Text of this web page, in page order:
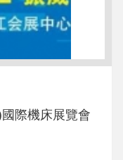
際機床展覽會